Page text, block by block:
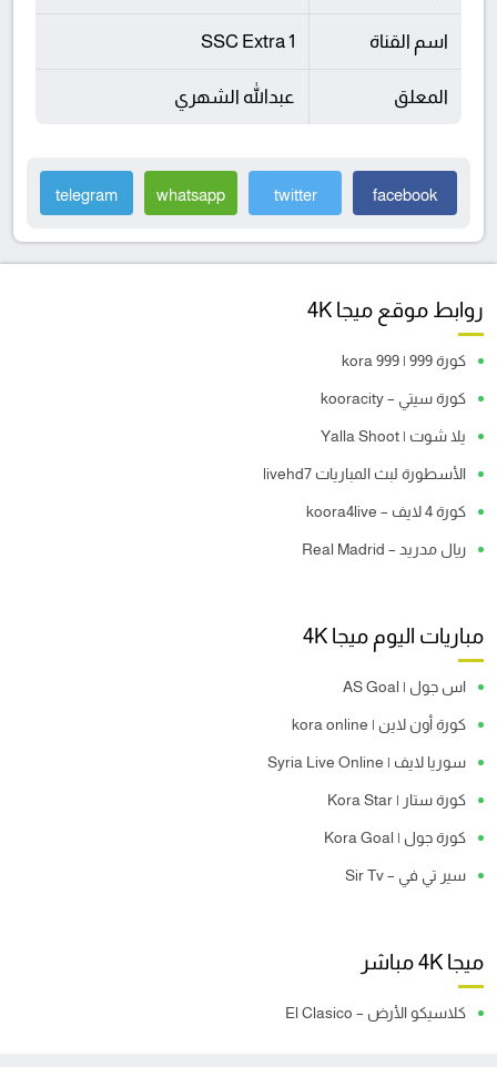
اسم القناة SSC Extra 1
المعلق عبدالله الشهري
facebook
twitter
whatsapp
telegram
روابط موقع ميجا 4K
كورة 999 | kora 999
كورة سيتي – kooracity
يلا شوت | Yalla Shoot
الأسطورة لبث المباريات livehd7
كورة 4 لايف – koora4live
ريال مدريد – Real Madrid
مباريات اليوم ميجا 4K
اس جول | AS Goal
كورة أون لاين | kora online
سوريا لايف | Syria Live Online
كورة ستار | Kora Star
كورة جول | Kora Goal
سير تي في – Sir Tv
ميجا 4K مباشر
كلاسيكو الأرض – El Clasico